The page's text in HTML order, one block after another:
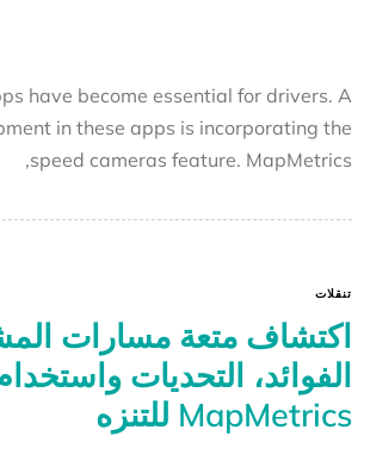
have become essential for drivers. A
in these apps is incorporating the
speed cameras feature. MapMetrics,
تنقلات
اكتشاف متعة مسارات
الفوائد، التحديات
MapMetrics للتنزه